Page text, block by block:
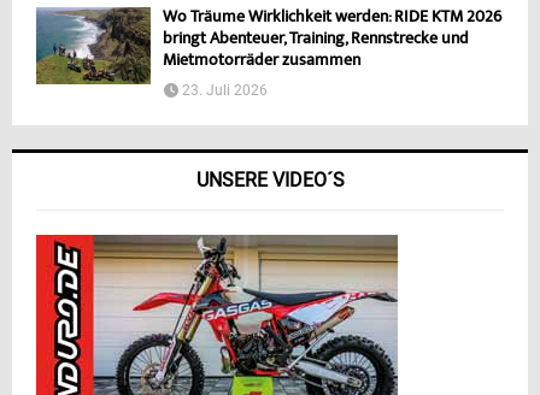
Wo Träume Wirklichkeit werden: RIDE KTM 2026
bringt Abenteuer, Training, Rennstrecke und
Mietmotorräder zusammen
23. Juli 2026
UNSERE VIDEO´S